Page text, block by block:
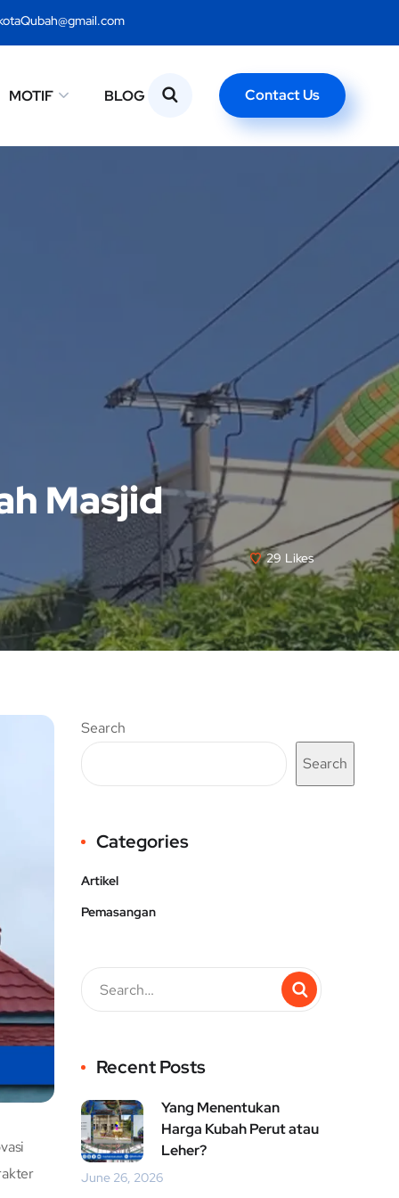
MOTIF BLOG Contact Us
Masjid
29 Likes
Search
Search
Categories
Artikel
Pemasangan
Recent Posts
Yang Menentukan
Harga Kubah Perut atau
Leher?
June 26, 2026